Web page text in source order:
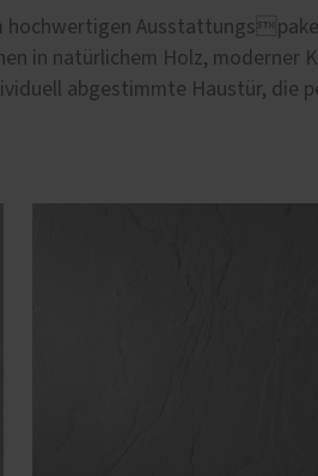
hochwertigen
in natürlichem Holz, moderner
abgestimmte Haustür, die